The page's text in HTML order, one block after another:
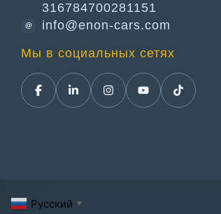
316784700281151
@
info@enon-cars.com
Мы в социальных сетях
Русский ▼